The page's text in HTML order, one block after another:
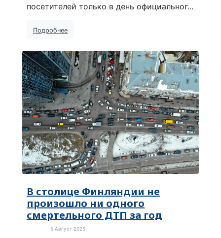
посетителей только в день официальног...
Подробнее
В столице Финляндии не
произошло ни одного
смертельного ДТП за год
5 Август 2025